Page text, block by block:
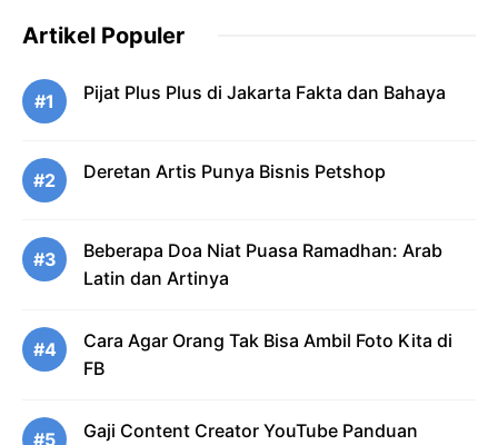
Artikel Populer
#1 Pijat Plus Plus di Jakarta Fakta dan Bahaya
#2 Deretan Artis Punya Bisnis Petshop
#3
Beberapa Doa Niat Puasa Ramadhan: Arab
Latin dan Artinya
#4
Cara Agar Orang Tak Bisa Ambil Foto Kita di
FB
#5 Gaji Content Creator YouTube Panduan